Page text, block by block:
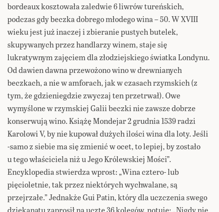
bordeaux kosztowała zaledwie 6 liwrów tureńskich,
podczas gdy beczka dobrego młodego wina – 50. W XVIII
wieku jest już inaczej i zbieranie pustych butelek,
skupywanych przez handlarzy winem, staje się
lukratywnym zajęciem dla złodziejskiego światka Londynu.
Od dawien dawna przewożono wino w drewnianych
beczkach, a nie w amforach, jak w czasach rzymskich (z
tym, że gdzieniegdzie zwyczaj ten przetrwał). Owe
wymyślone w rzymskiej Galii beczki nie zawsze dobrze
konserwują wino. Książę Mondejar 2 grudnia 1539 radzi
Karolowi V, by nie kupował dużych ilości wina dla loty. Jeśli
-samo z siebie ma się zmienić w ocet, to lepiej, by zostało
u tego właściciela niż u Jego Królewskiej Mości”.
Encyklopedia stwierdza wprost: „Wina cztero- lub
pięcioletnie, tak przez niektórych wychwalane, są
przejrzałe.” Jednakże Gui Patin, który dla uczczenia swego